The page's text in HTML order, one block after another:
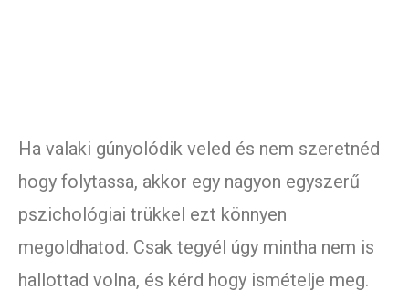
Ha valaki gúnyolódik veled és nem szeretnéd
hogy folytassa, akkor egy nagyon egyszerű
pszichológiai trükkel ezt könnyen
megoldhatod. Csak tegyél úgy mintha nem is
hallottad volna, és kérd hogy ismételje meg.